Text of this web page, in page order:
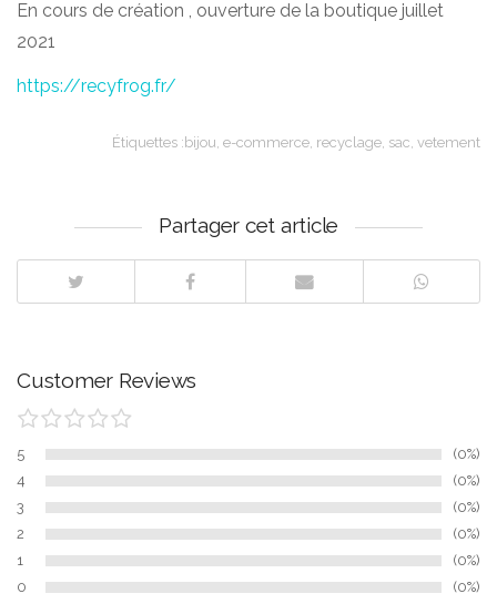
En cours de création , ouverture de la boutique juillet
2021
https://recyfrog.fr/
Étiquettes :bijou e-commerce recyclage sac vetement
Partager cet article
Customer Reviews
5
0%
4
0%
3
0%
2
0%
1
0%
0
0%